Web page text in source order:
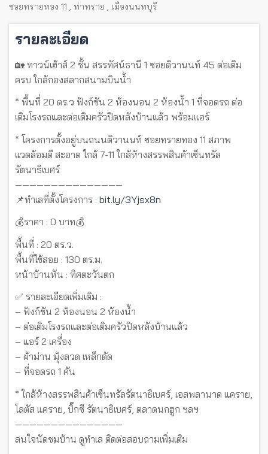
ซอยทรายทอง 11 , ท่าทราย , เมืองนนทบุรี
รายละเอียด
🏡 ทาวน์เฮ้าส์ 2 ชั้น สรรทัศน์ธานี 1 ซอยติวานนท์ 45 ต่อเติม
ครบ ใกล้กองสลากสนามบินน้ำ
* พื้นที่ 20 ตร.ว ฟังก์ชัน 2 ห้องนอน 2 ห้องน้ำ 1 ที่จอดรถ ต่อ
เติมโรงรถและต่อเติมครัวปิดหลังบ้านแล้ว พร้อมแอร์
* โครงการตั้งอยู่บนถนนติวานนท์ ซอยทรายทอง 11 สภาพ
แวดล้อมดี สะอาด ใกล้ 7-11 ใกล้ห้างสรรพสินค้าเซ็นทรัล
รัตนาธิเบศร์
———————————————
📌ทำเลที่ตั้งโครงการ : bit.ly/3Yjsx8n
💰ราคา : 0 บาท💰
พื้นที่ : 20 ตร.ว.
พื้นที่ใช้สอย : 130 ตร.ม.
หน้าบ้านหัน : ทิศตะวันตก
✅ รายละเอียดเพิ่มเติม :
– ฟังก์ชัน 2 ห้องนอน 2 ห้องน้ำ
– ต่อเติมโรงรถและต่อเติมครัวปิดหลังบ้านแล้ว
– แอร์ 2 เครื่อง
– ผ้าม่าน มุ้งลวด เหล็กดัด
– ที่จอดรถ 1 คัน
* ใกล้ห้างสรรพสินค้าเซ็นทรัลรัตนาธิเบศร์, เอสพลานาด แคราย,
โลตัส แคราย, บิ๊กซี รัตนาธิเบศร์, ตลาดนกฮูก ฯลฯ
———————————————
สนใจนัดชมบ้าน ดูทำเล ติดต่อสอบถามเพิ่มเติม